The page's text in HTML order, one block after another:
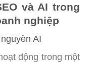
và AI trong
nghiệp
AI
động trong một